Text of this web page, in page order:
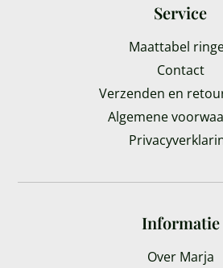
Service
Maattabel
Contact
Verzenden en
Algemene
Informatie
Over Marja